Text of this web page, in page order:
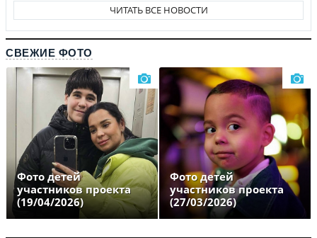
ЧИТАТЬ ВСЕ НОВОСТИ
СВЕЖИЕ ФОТО
Фото детей
участников проекта
(19/04/2026)
Фото детей
участников проекта
(27/03/2026)